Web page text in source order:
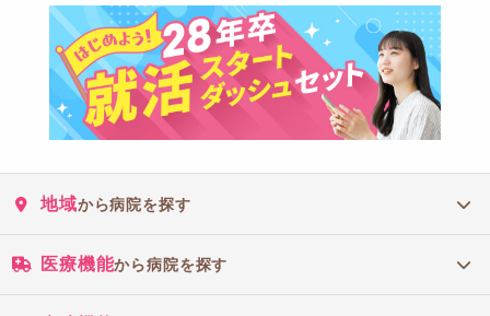
地域から病院を探す
医療機能から病院を探す